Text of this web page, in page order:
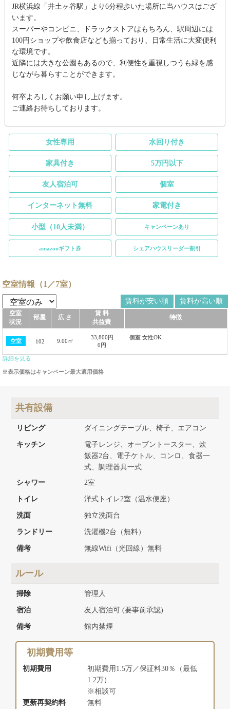
JR横浜線「井土ヶ谷駅」より6分程歩いた場所に当ハウスはござ
います。
スーパーやコンビニ、ドラックストアはもちろん、駅周辺には
100円ショップや飲食店なども揃っており、日常生活に大変便利
な環境です。
近隣には大きな公園もあるので、利便性を重視しつうも緑を感
じながら暮らすことができます。
何卒よろしくお願い申し上げます。
ご連絡お待ちしております。
女性専用 水回り付き
家具付き 5万円以下
友人宿泊可 個室
インターネット無料 家電付き
小型（10人未満） キャンペーンあり
amazonギフト券 シェアハウスリーダー割引
空室情報（1／7室）
賃料が安い順 賃料が高い順
空室
状況
部屋 広 さ
賃 料
共益費
特徴
空室 102 9.00㎡
33,800円
0円
個室 女性OK
詳細を見る
※表示価格はキャンペーン最大適用価格
共有設備
リビング ダイニングテーブル、椅子、エアコン
キッチン
電子レンジ、オーブントースター、炊
飯器2台、電子ケトル、コンロ、食器一
式、調理器具一式
シャワー
2室
トイレ 洋式トイレ2室（温水便座）
洗面 独立洗面台
ランドリー 洗濯機2台（無料）
備考 無線Wifi（光回線）無料
ルール
掃除 管理人
宿泊 友人宿泊可 (要事前承認)
備考 館内禁煙
初期費用等
初期費用
初期費用1.5万／保証料30％（最低
1.2万）
※相談可
更新再契約料
無料